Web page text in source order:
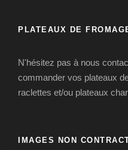
PLATEAUX DE
N'hésitez pas à nous
commander vos plateaux
raclettes et/ou plateaux
IMAGES NON